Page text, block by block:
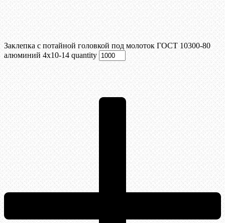
Заклепка с потайной головкой под молоток ГОСТ 10300-80
алюминий 4х10-14 quantity